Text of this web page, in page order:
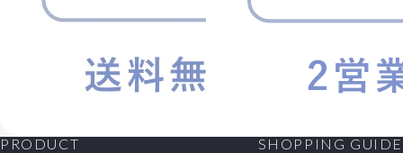
PRODUCT SHOPPING GUIDE